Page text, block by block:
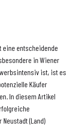
eine entscheidende
in Wiener
ist, ist es
Käufer
In diesem Artikel
(Land)